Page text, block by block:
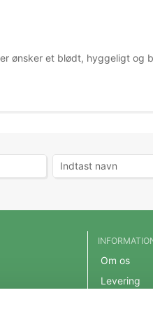
ønsker et blødt, hyggeligt
Om os
Levering